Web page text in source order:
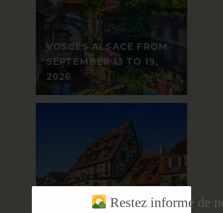
VOSGES ALSACE FROM
SEPTEMBER 13 TO 19,
2026
Restez informé de